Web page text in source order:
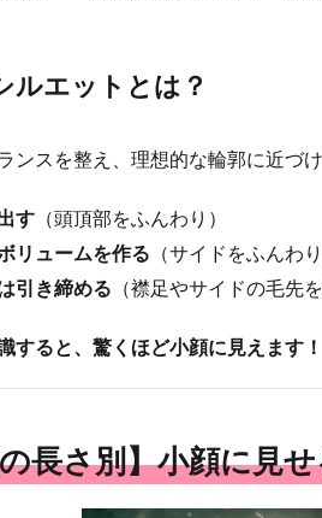
ルエットとは？
ンスを整え、理想的な輪郭に近づ
す （頭頂部をふんわり）
リュームを作る （サイドをふんわり
引き締める （襟足やサイドの毛先
すると、驚くほど小顔に見えます！
長さ別】小顔に見